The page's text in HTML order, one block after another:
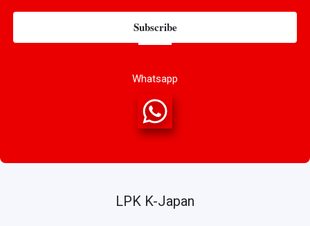
Subscribe
Whatsapp
LPK K-Japan